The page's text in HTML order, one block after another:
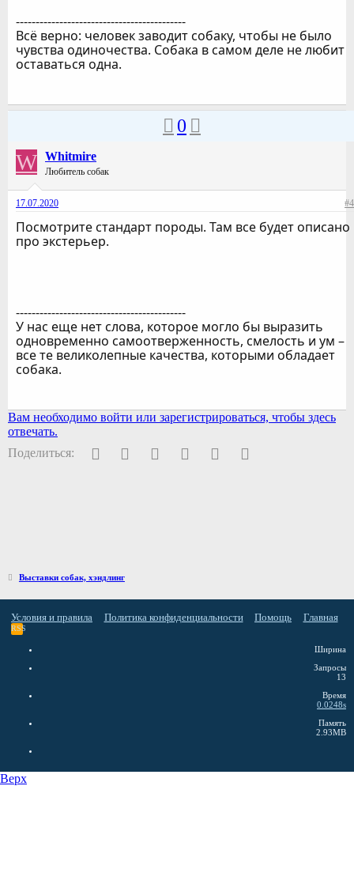
-------------------------------------------
Всё верно: человек заводит собаку, чтобы не было
чувства одиночества. Собака в самом деле не любит
оставаться одна.
0
W Whitmire
Любитель собак
17.07.2020 #4
Посмотрите стандарт породы. Там все будет описано
про экстерьер.
-------------------------------------------
У нас еще нет слова, которое могло бы выразить
одновременно самоотверженность, смелость и ум –
все те великолепные качества, которыми обладает
собака.
Вам необходимо войти или зарегистрироваться, чтобы здесь
отвечать.
Поделиться:
FacebookTwitter PinterestWhatsAppЭлектронная почта
Выставки собак, хэндлинг
Условия и правила Политика конфиденциальности Помощь Главная
RSS
Ширина
Запросы
13
Время
0.0248s
Память
2.93MB
Верх